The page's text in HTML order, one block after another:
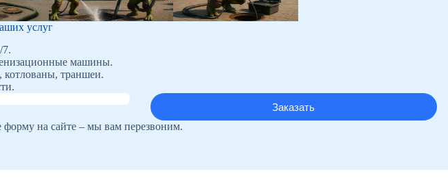
услуг
7.
машины.
траншеи.
на сайте – мы вам перезвоним.